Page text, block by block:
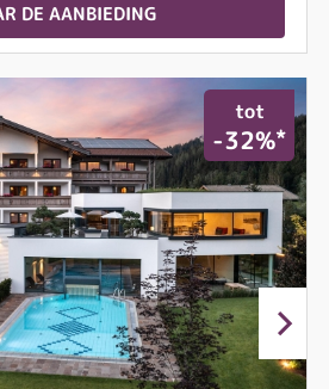
DE AANBIEDING
tot
-32%*